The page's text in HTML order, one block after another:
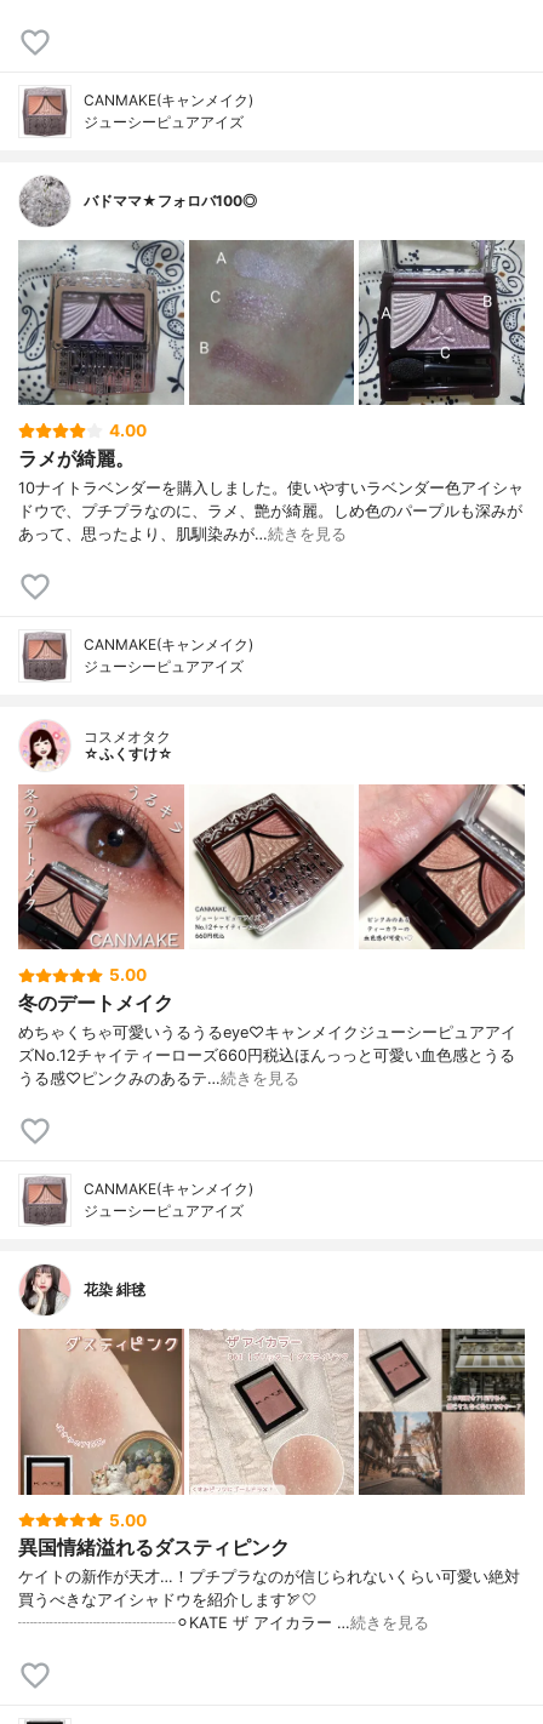
CANMAKE(キャンメイク)
ジューシーピュアアイズ
バドママ★フォロバ100◎
4.00
ラメが綺麗。
10ナイトラベンダーを購入しました。使いやすいラベンダー色アイシャ
ドウで、プチプラなのに、ラメ、艶が綺麗。しめ色のパープルも深みが
あって、思ったより、肌馴染みが…続きを見る
CANMAKE(キャンメイク)
ジューシーピュアアイズ
コスメオタク
☆ふくすけ☆
5.00
冬のデートメイク
めちゃくちゃ可愛いうるうるeye♡キャンメイクジューシーピュアアイ
ズNo.12チャイティーローズ660円税込ほんっっと可愛い血色感とうる
うる感♡ピンクみのあるテ…続きを見る
CANMAKE(キャンメイク)
ジューシーピュアアイズ
花染 緋毬
5.00
異国情緒溢れるダスティピンク
ケイトの新作が天才…！プチプラなのが信じられないくらい可愛い絶対
買うべきなアイシャドウを紹介します🏹🤍
┈┈┈┈┈┈┈┈┈┈⚪︎KATE ザ アイカラー …続きを見る